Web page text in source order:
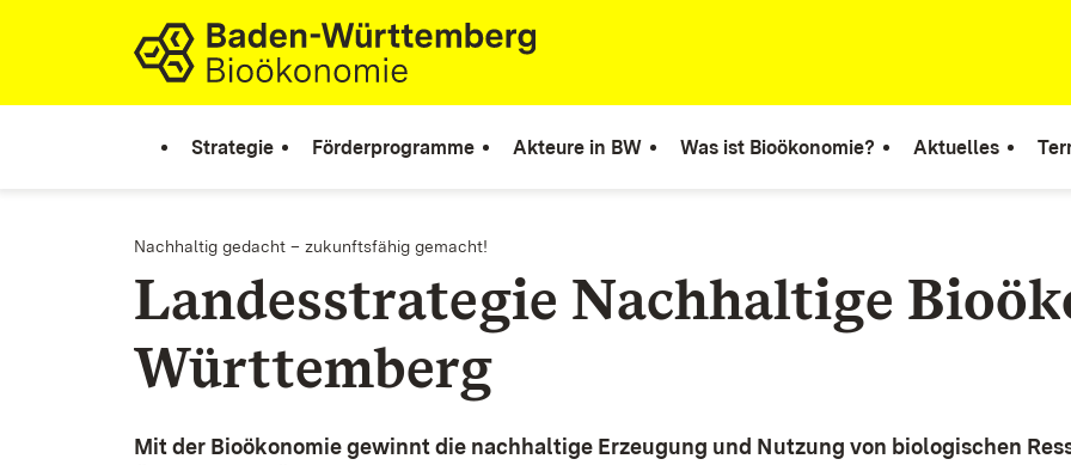
Zum Inhalt springen
Link zur Startseite
Strategie Förderprogramme Akteure in BW Was ist Bioökonomie? Aktuelles
Nachhaltig gedacht – zukunftsfähig gemacht!
Landesstrategie Nachhaltige
Württemberg
Mit der Bioökonomie gewinnt die nachhaltige Erzeugung und Nutzung von biologischen